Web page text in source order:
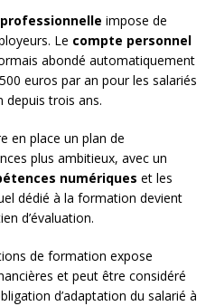
impose de
Le compte personnel
abondé automatiquement
euros par an pour les salariés
depuis trois ans.
en place un plan de
plus ambitieux, avec un
numériques et les
dédié à la formation devient
d’évaluation.
de formation expose
et peut être considéré
d’adaptation du salarié à